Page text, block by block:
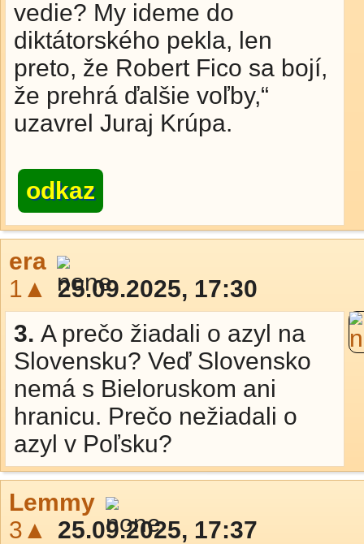
vedie? My ideme do
diktátorského pekla, len
preto, že Robert Fico sa bojí,
že prehrá ďalšie voľby,“
uzavrel Juraj Krúpa.
odkaz
era
1▲
25.09.2025, 17:30
3. A prečo žiadali o azyl na
Slovensku? Veď Slovensko
nemá s Bieloruskom ani
hranicu. Prečo nežiadali o
azyl v Poľsku?
Lemmy
3▲
25.09.2025, 17:37